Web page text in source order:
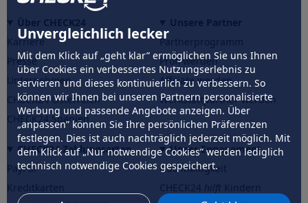
Unvergleichlich lecker
Mit dem Klick auf „geht klar” ermöglichen Sie uns Ihnen
über Cookies ein verbessertes Nutzungserlebnis zu
servieren und dieses kontinuierlich zu verbessern. So
können wir Ihnen bei unseren Partnern personalisierte
Werbung und passende Angebote anzeigen. Über
„anpassen” können Sie Ihre persönlichen Präferenzen
festlegen. Dies ist auch nachträglich jederzeit möglich. Mit
dem Klick auf „Nur notwendige Cookies” werden lediglich
technisch notwendige Cookies gespeichert.
Karriere
Presse
Unternehmen
CHECK24 Österreich
CHECK24 Spanien
Partnerprogramm
Profi werden
Affiliate werden
Werkstattpartner werden
CHECK24 Zahlungsarten
PayPal
Unser Engagement
Nachhaltigkeit